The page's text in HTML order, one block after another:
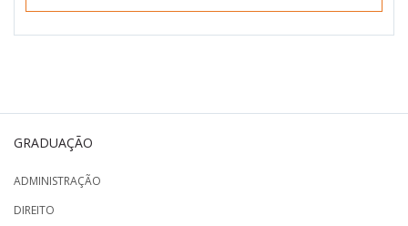
GRADUAÇÃO
ADMINISTRAÇÃO
DIREITO